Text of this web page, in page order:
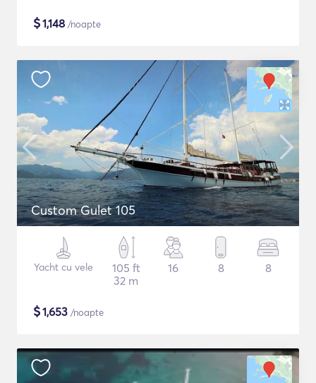
$1,148 /noapte
Custom Gulet 105
Yacht cu vele
105 ft
32 m
16 8 8
$1,653 /noapte